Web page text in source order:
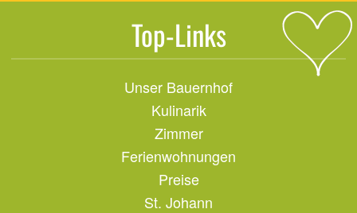
Top-Links
Unser Bauernhof
Kulinarik
Zimmer
Ferienwohnungen
Preise
St. Johann